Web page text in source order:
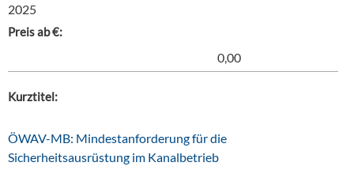
2025
Preis ab €:
0,00
Kurztitel:
ÖWAV-MB: Mindestanforderung für die
Sicherheitsausrüstung im Kanalbetrieb